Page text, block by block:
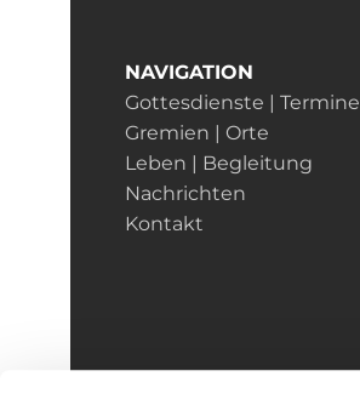
NAVIGATION
Gottesdienste | Termine
Gremien | Orte
Leben | Begleitung
Nachrichten
Kontakt